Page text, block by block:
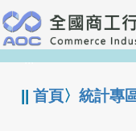
跳
到
主
要
:::
||首頁〉統計專